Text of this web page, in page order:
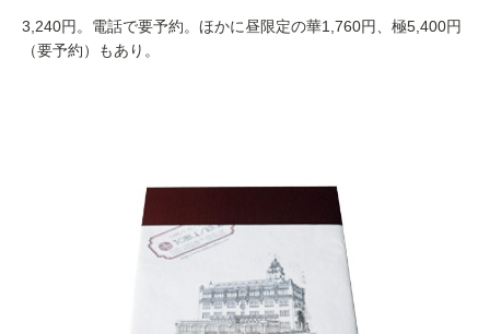
3,240円。電話で要予約。ほかに昼限定の華1,760円、極5,400円
（要予約）もあり。